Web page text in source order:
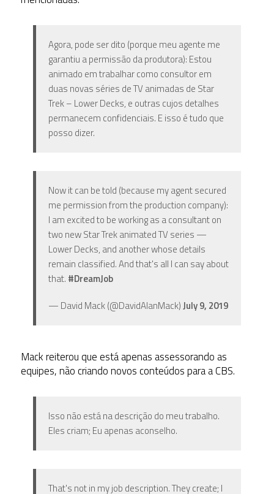
Agora, pode ser dito (porque meu agente me
garantiu a permissão da produtora): Estou
animado em trabalhar como consultor em
duas novas séries de TV animadas de Star
Trek – Lower Decks, e outras cujos detalhes
permanecem confidenciais. E isso é tudo que
posso dizer.
Now it can be told (because my agent secured
me permission from the production company):
I am excited to be working as a consultant on
two new Star Trek animated TV series —
Lower Decks, and another whose details
remain classified. And that's all I can say about
that. #DreamJob
— David Mack (@DavidAlanMack)July 9, 2019
Mack reiterou que está apenas assessorando as
equipes, não criando novos conteúdos para a CBS.
Isso não está na descrição do meu trabalho.
Eles criam; Eu apenas aconselho.
That's not in my job description. They create; I